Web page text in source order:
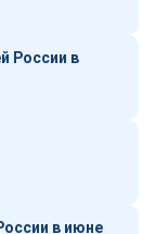
России в
в июне